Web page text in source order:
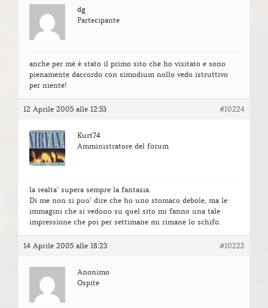
dg
Partecipante
anche per mè è stato il primo sito che ho visitato e sono
pienamente daccordo con simodium nollo vedo istruttivo
per niente!
12 Aprile 2005 alle 12:53 #10224
Kurt74
Amministratore del forum
la realta’ supera sempre la fantasia.
Di me non si puo’ dire che ho uno stomaco debole, ma le
immagini che si vedono su quel sito mi fanno una tale
impressione che poi per settimane mi rimane lo schifo.
14 Aprile 2005 alle 18:23 #10222
Anonimo
Ospite